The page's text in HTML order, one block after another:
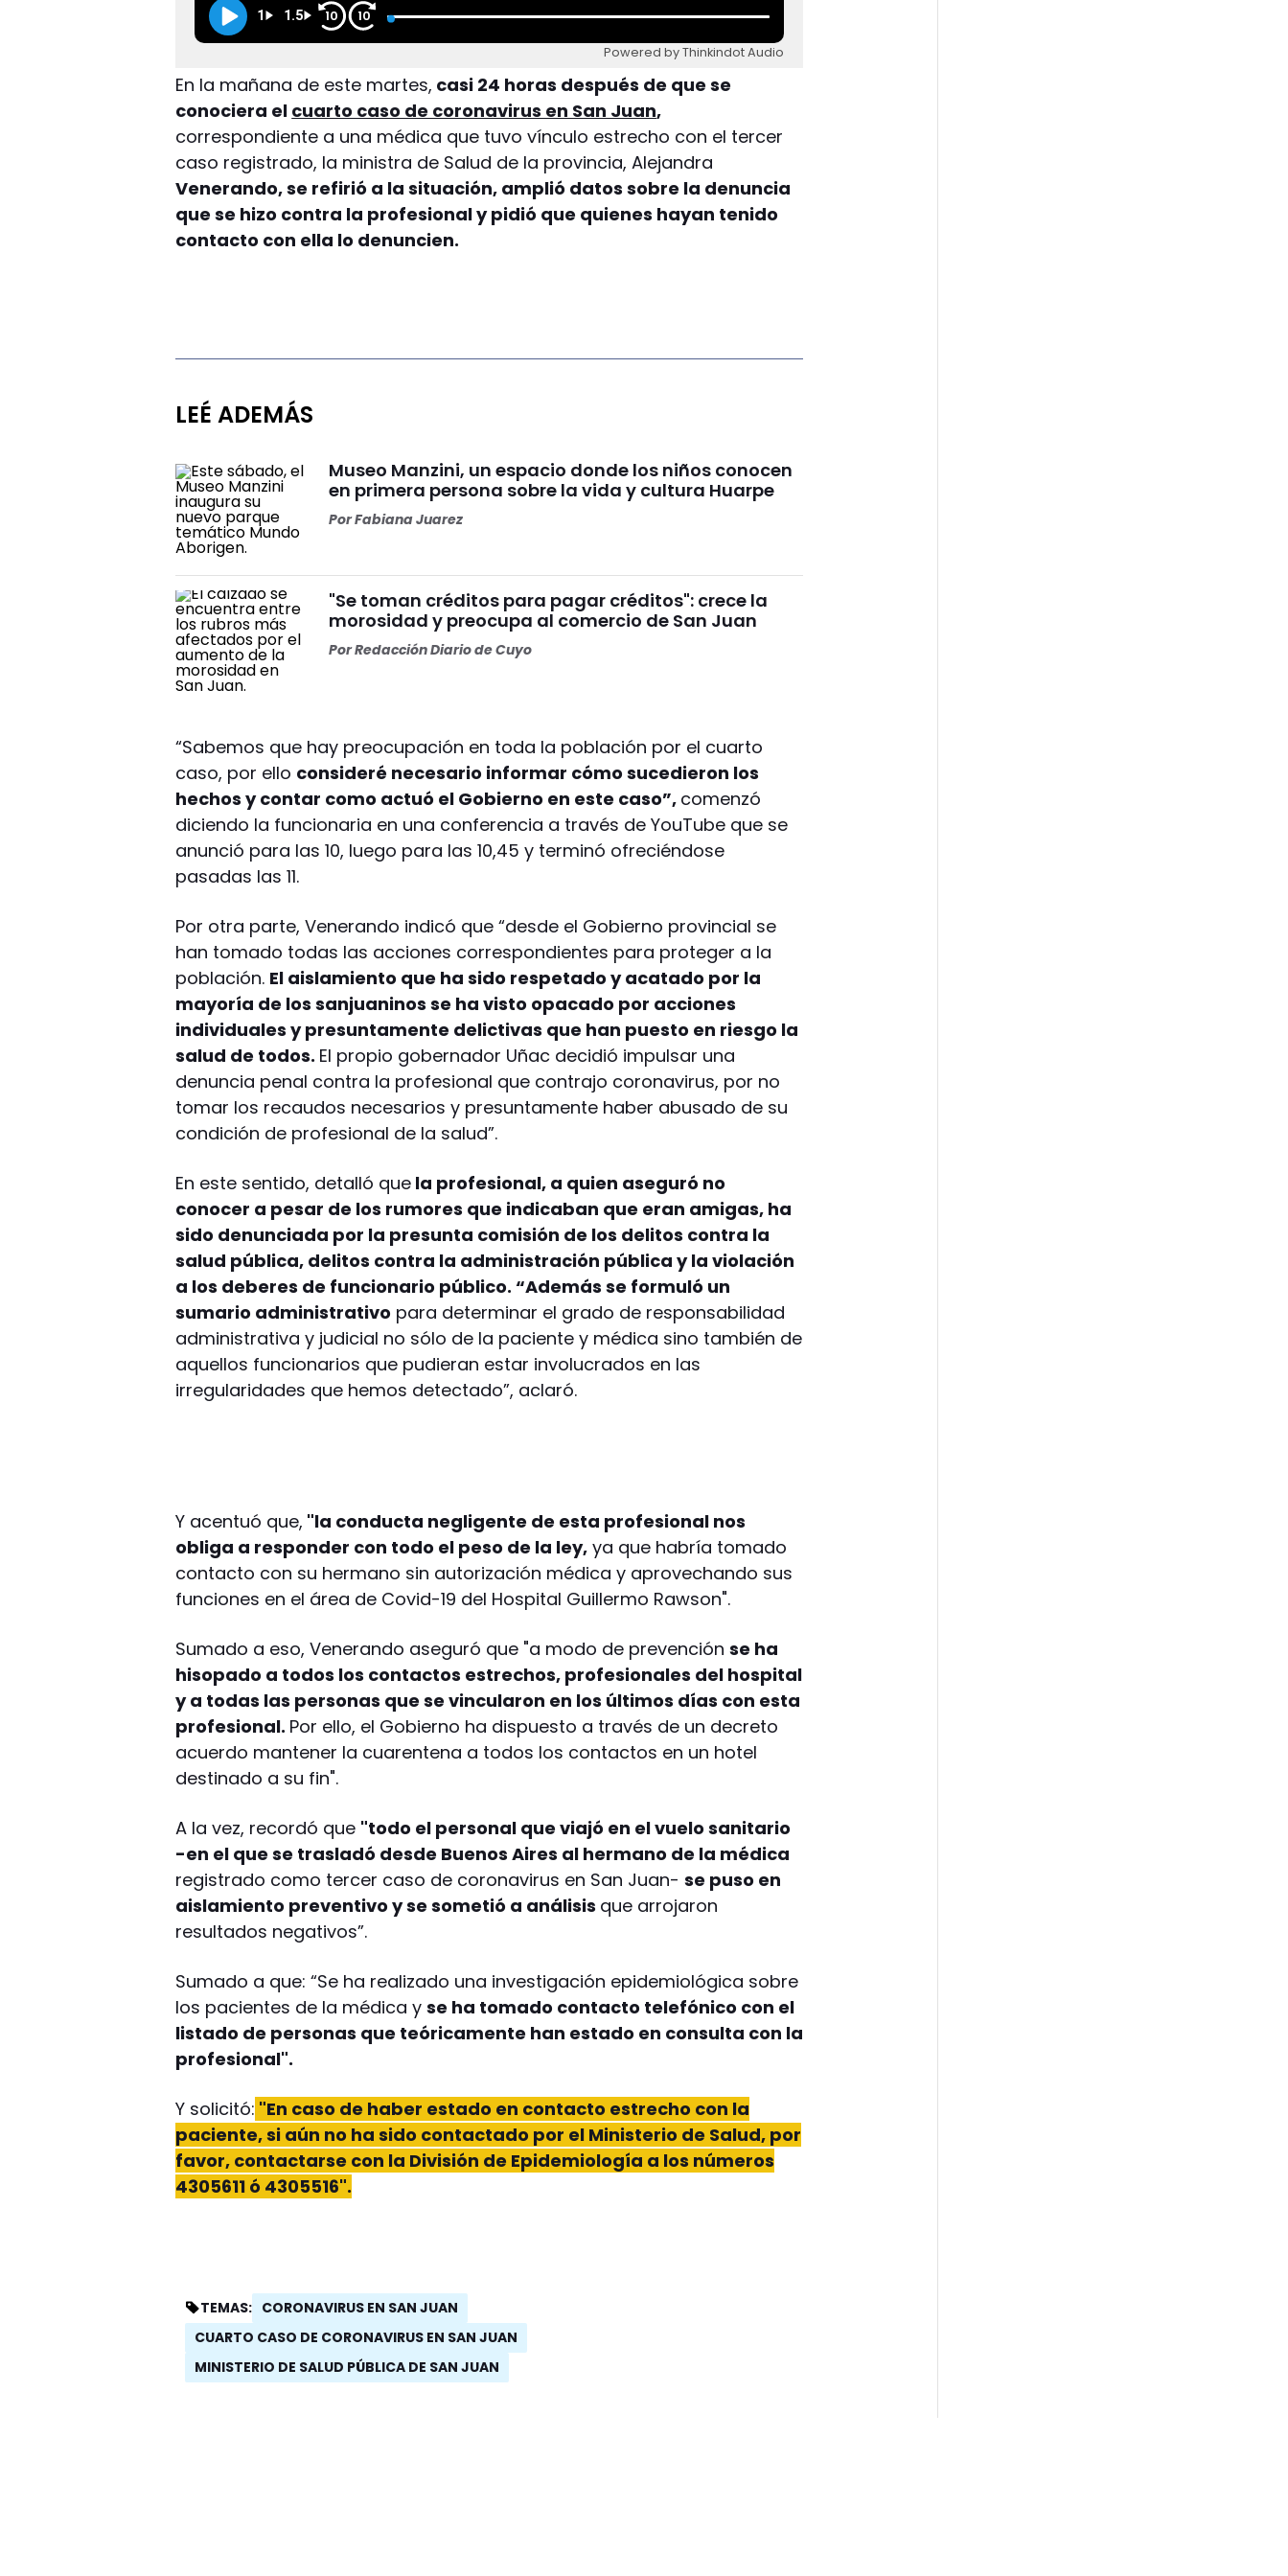
1 1.5 10 10
Powered by Thinkindot Audio
En la mañana de este martes, casi 24 horas después de que se
conociera el cuarto caso de coronavirus en San Juan,
correspondiente a una médica que tuvo vínculo estrecho con el tercer
caso registrado, la ministra de Salud de la provincia, Alejandra
Venerando, se refirió a la situación, amplió datos sobre la denuncia
que se hizo contra la profesional y pidió que quienes hayan tenido
contacto con ella lo denuncien.
LEÉ ADEMÁS
Museo Manzini, un espacio donde los niños conocen
en primera persona sobre la vida y cultura Huarpe
PorFabiana Juarez
"Se toman créditos para pagar créditos": crece la
morosidad y preocupa al comercio de San Juan
PorRedacción Diario de Cuyo
“Sabemos que hay preocupación en toda la población por el cuarto
caso, por ello consideré necesario informar cómo sucedieron los
hechos y contar como actuó el Gobierno en este caso”, comenzó
diciendo la funcionaria en una conferencia a través de YouTube que se
anunció para las 10, luego para las 10,45 y terminó ofreciéndose
pasadas las 11.
Por otra parte, Venerando indicó que “desde el Gobierno provincial se
han tomado todas las acciones correspondientes para proteger a la
población. El aislamiento que ha sido respetado y acatado por la
mayoría de los sanjuaninos se ha visto opacado por acciones
individuales y presuntamente delictivas que han puesto en riesgo la
salud de todos. El propio gobernador Uñac decidió impulsar una
denuncia penal contra la profesional que contrajo coronavirus, por no
tomar los recaudos necesarios y presuntamente haber abusado de su
condición de profesional de la salud”.
En este sentido, detalló que la profesional, a quien aseguró no
conocer a pesar de los rumores que indicaban que eran amigas, ha
sido denunciada por la presunta comisión de los delitos contra la
salud pública, delitos contra la administración pública y la violación
a los deberes de funcionario público. “Además se formuló un
sumario administrativo para determinar el grado de responsabilidad
administrativa y judicial no sólo de la paciente y médica sino también de
aquellos funcionarios que pudieran estar involucrados en las
irregularidades que hemos detectado”, aclaró.
Y acentuó que, "la conducta negligente de esta profesional nos
obliga a responder con todo el peso de la ley, ya que habría tomado
contacto con su hermano sin autorización médica y aprovechando sus
funciones en el área de Covid-19 del Hospital Guillermo Rawson".
Sumado a eso, Venerando aseguró que "a modo de prevenciónse ha
hisopado a todos los contactos estrechos, profesionales del hospital
y a todas las personas que se vincularon en los últimos días con esta
profesional. Por ello, el Gobierno ha dispuesto a través de un decreto
acuerdo mantener la cuarentena a todos los contactos en un hotel
destinado a su fin".
A la vez, recordó que "todo el personal que viajó en el vuelo sanitario
-en el que se trasladó desde Buenos Aires al hermano de la médica
registrado como tercer caso de coronavirus en San Juan-se puso en
aislamiento preventivo y se sometió a análisis que arrojaron
resultados negativos”.
Sumado a que: “Se ha realizado una investigación epidemiológica sobre
los pacientes de la médica yse ha tomado contacto telefónico con el
listado de personas que teóricamente han estado en consulta con la
profesional".
Y solicitó: "En caso de haber estado en contacto estrecho con la
paciente, si aún no ha sido contactado por el Ministerio de Salud, por
favor, contactarse con la División de Epidemiología a los números
4305611 ó 4305516".
TEMAS: CORONAVIRUS EN SAN JUAN
CUARTO CASO DE CORONAVIRUS EN SAN JUAN
MINISTERIO DE SALUD PÚBLICA DE SAN JUAN